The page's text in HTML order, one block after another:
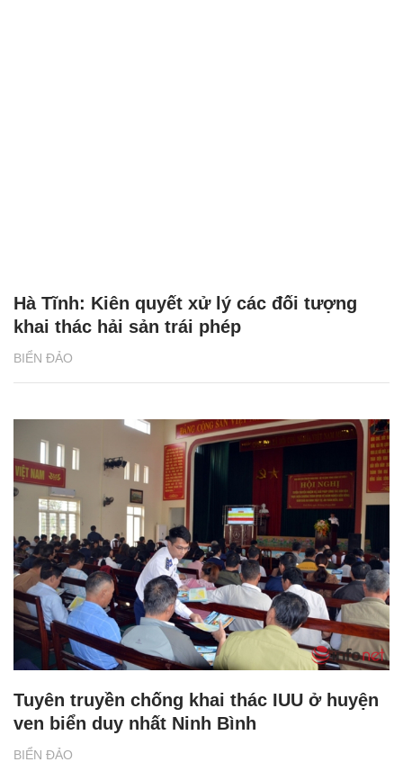
BIỂN ĐẢO
Hà Tĩnh: Kiên quyết xử lý các đối tượng
khai thác hải sản trái phép
BIỂN ĐẢO
Tuyên truyền chống khai thác IUU ở huyện
ven biển duy nhất Ninh Bình